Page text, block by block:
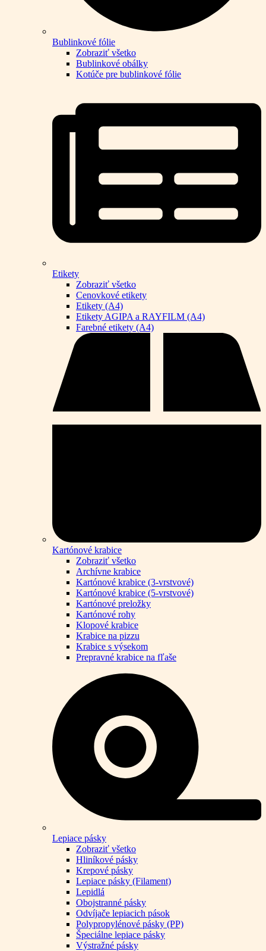
Bublinkové fólie
Zobraziť všetko
Bublinkové obálky
Kotúče pre bublinkové fólie
Etikety
Zobraziť všetko
Cenovkové etikety
Etikety (A4)
Etikety AGIPA a RAYFILM (A4)
Farebné etikety (A4)
Kartónové krabice
Zobraziť všetko
Archívne krabice
Kartónové krabice (3-vrstvové)
Kartónové krabice (5-vrstvové)
Kartónové preložky
Kartónové rohy
Klopové krabice
Krabice na pizzu
Krabice s výsekom
Prepravné krabice na fľaše
Lepiace pásky
Zobraziť všetko
Hliníkové pásky
Krepové pásky
Lepiace pásky (Filament)
Lepidlá
Obojstranné pásky
Odvíjače lepiacich pások
Polypropylénové pásky (PP)
Špeciálne lepiace pásky
Výstražné pásky